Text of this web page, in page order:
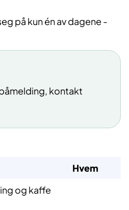
på kun én av dagene -
kontakt
Hvem
og kaffe